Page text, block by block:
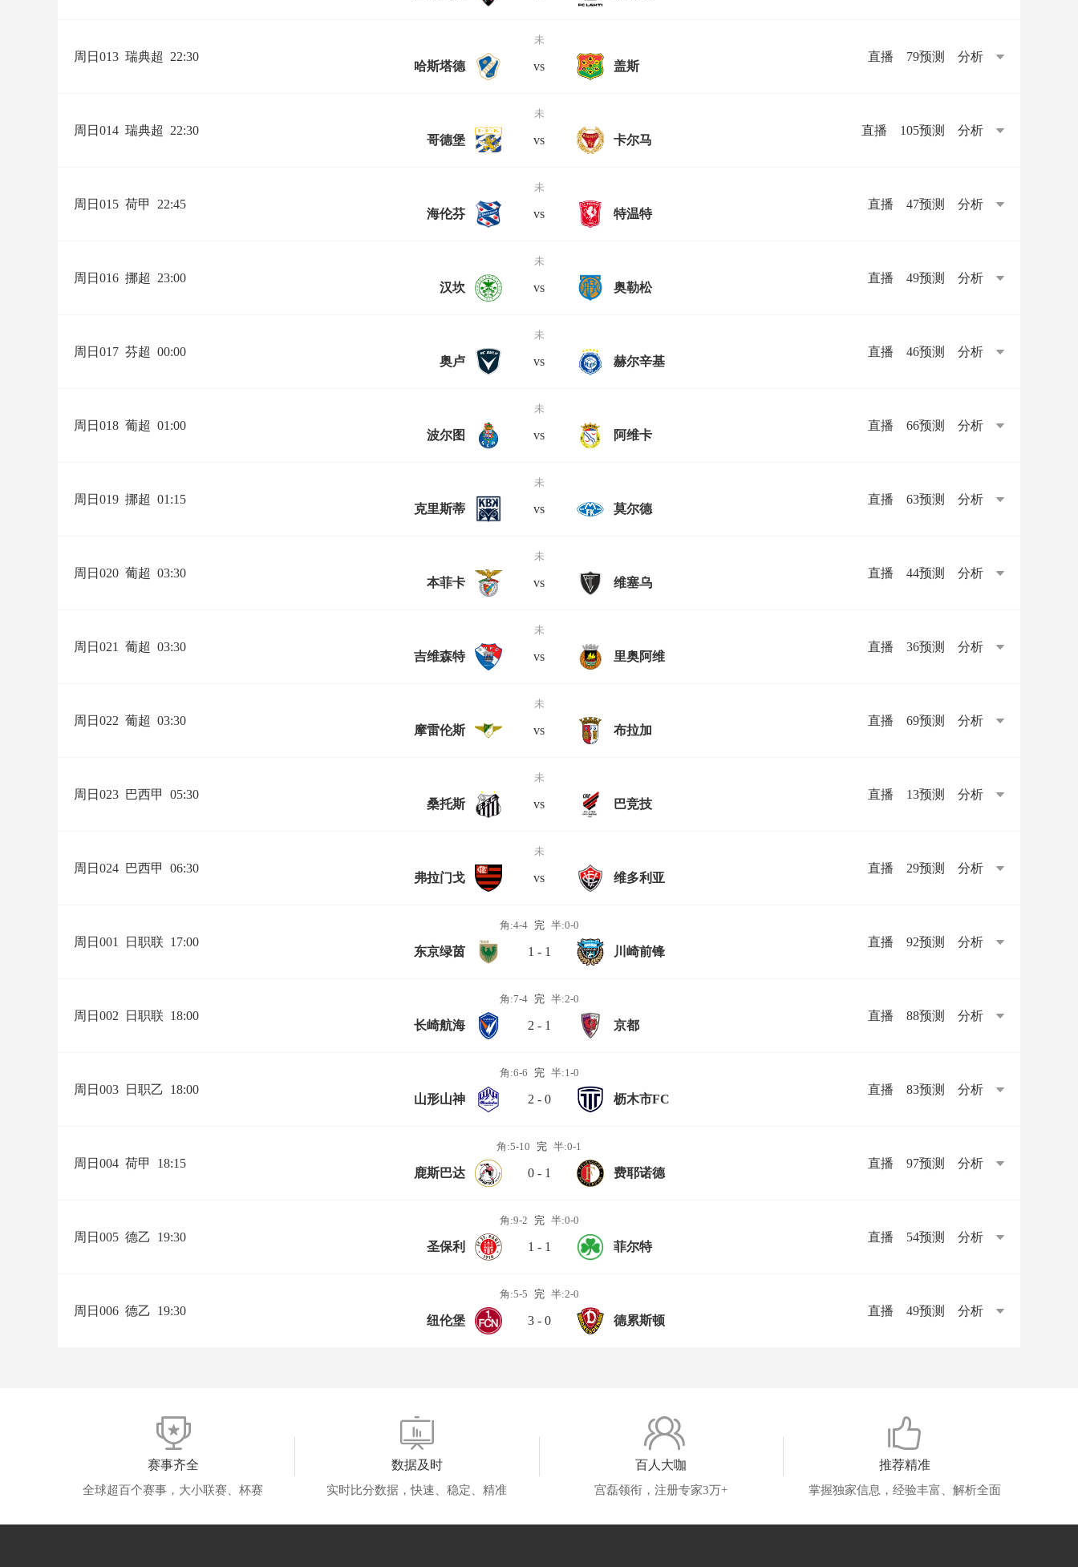
周日013 瑞典超 22:30
未
哈斯塔德 vs 盖斯
直播 79预测 分析
周日014 瑞典超 22:30
未
哥德堡 vs 卡尔马
直播 105预测 分析
周日015 荷甲 22:45
未
海伦芬 vs 特温特
直播 47预测 分析
周日016 挪超 23:00
未
汉坎 vs 奥勒松
直播 49预测 分析
周日017 芬超 00:00
未
奥卢 vs 赫尔辛基
直播 46预测 分析
周日018 葡超 01:00
未
波尔图 vs 阿维卡
直播 66预测 分析
周日019 挪超 01:15
未
克里斯蒂 vs 莫尔德
直播 63预测 分析
周日020 葡超 03:30
未
本菲卡 vs 维塞乌
直播 44预测 分析
周日021 葡超 03:30
未
吉维森特 vs 里奥阿维
直播 36预测 分析
周日022 葡超 03:30
未
摩雷伦斯 vs 布拉加
直播 69预测 分析
周日023 巴西甲 05:30
未
桑托斯 vs 巴竞技
直播 13预测 分析
周日024 巴西甲 06:30
未
弗拉门戈 vs 维多利亚
直播 29预测 分析
周日001 日职联 17:00
角:4-4 完 半:0-0
东京绿茵 1 - 1 川崎前锋
直播 92预测 分析
周日002 日职联 18:00
角:7-4 完 半:2-0
长崎航海 2 - 1 京都
直播 88预测 分析
周日003 日职乙 18:00
角:6-6 完 半:1-0
山形山神 2 - 0 枥木市FC
直播 83预测 分析
周日004 荷甲 18:15
角:5-10 完 半:0-1
鹿斯巴达 0 - 1 费耶诺德
直播 97预测 分析
周日005 德乙 19:30
角:9-2 完 半:0-0
圣保利 1 - 1 菲尔特
直播 54预测 分析
周日006 德乙 19:30
角:5-5 完 半:2-0
纽伦堡 3 - 0 德累斯顿
直播 49预测 分析
赛事齐全
全球超百个赛事，大小联赛、杯赛
数据及时
实时比分数据，快速、稳定、精准
百人大咖
宫磊领衔，注册专家3万+
推荐精准
掌握独家信息，经验丰富、解析全面